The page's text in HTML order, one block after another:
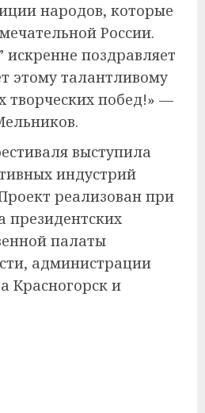
народов, которые
России.
искренне поздравляет
этому талантливому
творческих побед!» —
выступила
индустрий
реализован при
палаты
администрации
Красногорск и